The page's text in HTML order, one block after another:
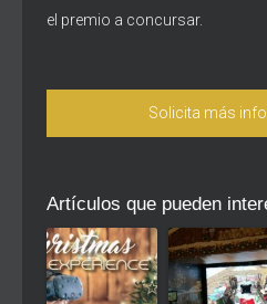
el premio a concursar.
Solicita más
Artículos que pueden